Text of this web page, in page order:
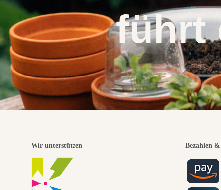
führt
Wir unterstützen Bezahlen